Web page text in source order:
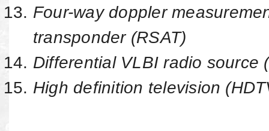
Four-way doppler
transponder (RSAT)
Differential VLBI radio source
High definition television